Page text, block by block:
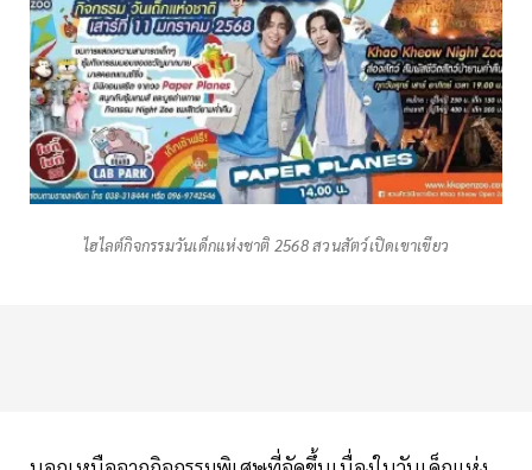
ไฮไลต์กิจกรรมวันเด็กแห่งชาติ 2568 สวนสัตว์เปิดเขาเขียว